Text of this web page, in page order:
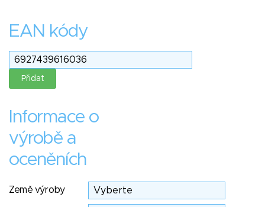
EAN kódy
Informace o
výrobě a
oceněních
Země výroby